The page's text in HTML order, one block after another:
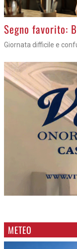
>
Segno favorito:
Giornata difficile e
METEO